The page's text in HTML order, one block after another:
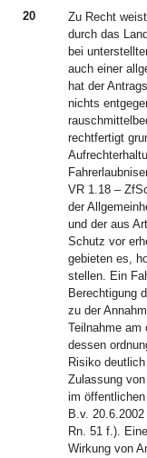
20
Zu Recht
durch das
bei
auch einer
hat der
nichts
rechtfertigt
VR 1.18 –
der
und der aus
Schutz vor
gebieten es,
stellen. Ein
Berechtigung
zu der
Teilnahme am
dessen
Risiko
Zulassung
im
B.v.
Rn. 51 f.).
Wirkung von